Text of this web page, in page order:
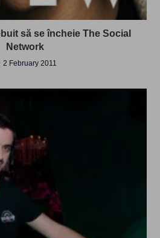
să se încheie The Social
Network
2 February 2011